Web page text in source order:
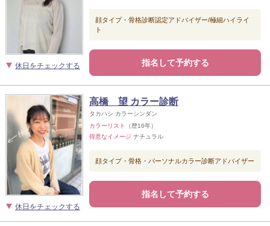
休日をチェックする
顔タイプ・骨格診断認定アドバイザー/極細ハイライ
ト
指名して予約する
休日をチェックする
高橋 望 カラー診断
タカハシ カラーシンダン
カラーリスト
（歴16年）
得意なイメージ ナチュラル
顔タイプ・骨格・パーソナルカラー診断アドバイザー
指名して予約する